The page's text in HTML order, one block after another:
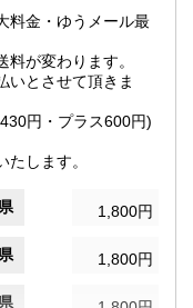
料金・ゆうメール最
が変わります。
いとさせて頂きま
円・プラス600円)
します。
1,800円
1,800円